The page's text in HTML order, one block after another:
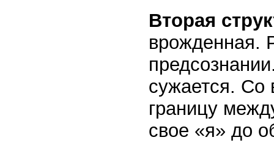
Вторая
врожденная.
сужается. Со
границу
свое «я» до